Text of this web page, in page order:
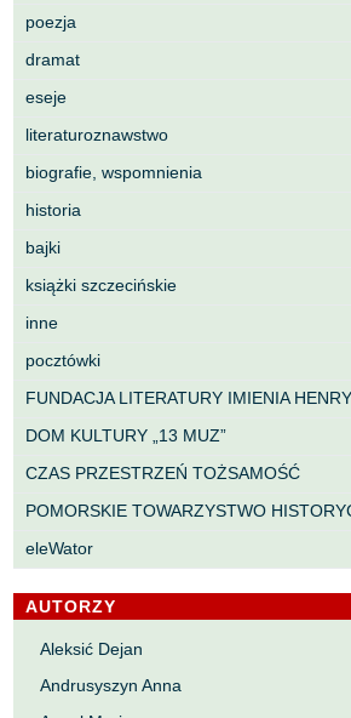
poezja
dramat
eseje
literaturoznawstwo
biografie, wspomnienia
historia
bajki
książki szczecińskie
inne
pocztówki
FUNDACJA LITERATURY IMIENIA
DOM KULTURY „13 MUZ”
CZAS PRZESTRZEŃ TOŻSAMOŚĆ
POMORSKIE TOWARZYSTWO
eleWator
AUTORZY
Aleksić Dejan
Andrusyszyn Anna